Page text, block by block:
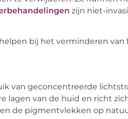
zijn niet-
bij het verminderen van
van geconcentreerde
lagen van de huid en richt
de pigmentvlekken op